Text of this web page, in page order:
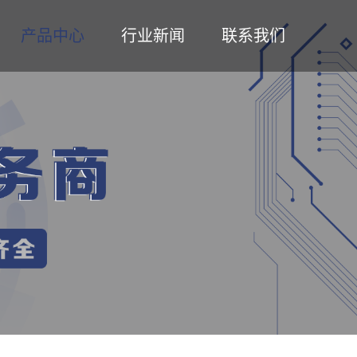
产品中心 行业新闻 联系我们